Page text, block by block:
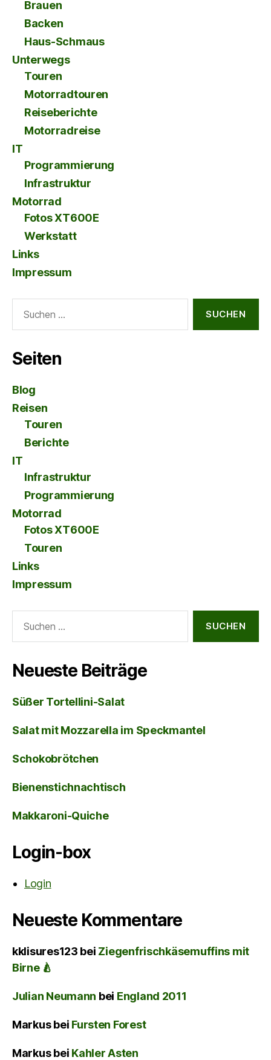
Brauen
Backen
Haus-Schmaus
Unterwegs
Touren
Motorradtouren
Reiseberichte
Motorradreise
IT
Programmierung
Infrastruktur
Motorrad
Fotos XT600E
Werkstatt
Links
Impressum
nach:
Seiten
Blog
Reisen
Touren
Berichte
IT
Infrastruktur
Programmierung
Motorrad
Fotos XT600E
Touren
Links
Impressum
nach:
Neueste Beiträge
Süßer Tortellini-Salat
Salat mit Mozzarella im Speckmantel
Schokobrötchen
Bienenstichnachtisch
Makkaroni-Quiche
Login-box
Login
Neueste Kommentare
kklisures123 bei Ziegenfrischkäsemuffins mit
Birne 🍐
Julian Neumann bei England 2011
Markusbei Fursten Forest
Markusbei Kahler Asten